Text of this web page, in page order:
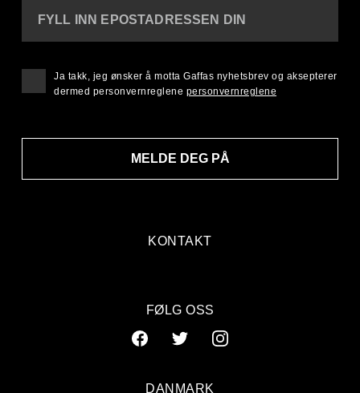
KONTAKT
FYLL INN EPOSTADRESSEN DIN
MELDE DEG PÅ
Ja takk, jeg ønsker å motta Gaffas nyhetsbrev og aksepterer
dermed personvernreglene personvernreglene
FØLG OSS
DANMARK